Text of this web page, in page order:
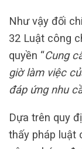
Như vậy đối
32 Luật công
quyền “Cung
giờ làm việc
đáp ứng nhu
Dựa trên quy
thấy pháp luật